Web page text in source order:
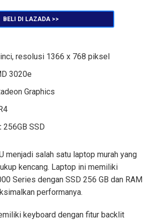
BELI DI LAZADA >>
inci, resolusi 1366 x 768 piksel
3020e
Graphics
256GB SSD
menjadi salah satu laptop murah yang
kencang. Laptop ini memiliki
Series dengan SSD 256 GB dan RAM
performanya.
keyboard dengan fitur backlit